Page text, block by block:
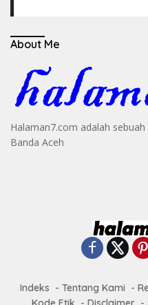
About Me
Halaman7.com adalah
Banda Aceh
Indeks Tentang Kami